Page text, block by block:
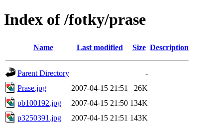
Index of /fotky/prase
Name Last modified Size Description
Parent Directory
-
Prase.jpg
2007-04-15 21:51
26K
pb100192.jpg
2007-04-15 21:50 134K
p3250391.jpg
2007-04-15 21:51 143K